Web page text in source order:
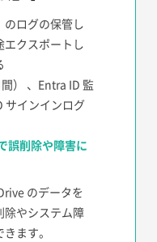
ログの保管し
エクスポートし
） 、Entra ID 監
サインインログ
誤削除や障害に
のデータを
除やシステム障
ます。